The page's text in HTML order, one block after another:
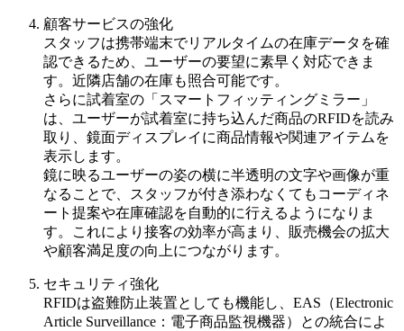
顧客サービスの強化
スタッフは携帯端末でリアルタイムの在庫データを確
認できるため、ユーザーの要望に素早く対応できま
す。近隣店舗の在庫も照合可能です。
さらに試着室の「スマートフィッティングミラー」
は、ユーザーが試着室に持ち込んだ商品のRFIDを読み
取り、鏡面ディスプレイに商品情報や関連アイテムを
表示します。
鏡に映るユーザーの姿の横に半透明の文字や画像が重
なることで、スタッフが付き添わなくてもコーディネ
ート提案や在庫確認を自動的に行えるようになりま
す。これにより接客の効率が高まり、販売機会の拡大
や顧客満足度の向上につながります。
セキュリティ強化
RFIDは盗難防止装置としても機能し、EAS（Electronic
Article Surveillance：電子商品監視機器）との統合によ